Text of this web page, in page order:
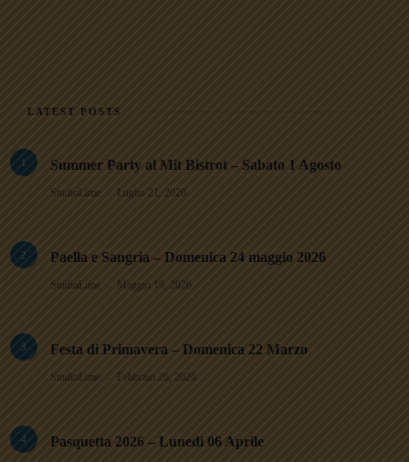
LATEST POSTS
1 Summer Party al Mit Bistrot – Sabato 1 Agosto
StudioLime Luglio 21, 2026
2 Paella e Sangria – Domenica 24 maggio 2026
StudioLime Maggio 19, 2026
3 Festa di Primavera – Domenica 22 Marzo
StudioLime Febbraio 26, 2026
4 Pasquetta 2026 – Lunedì 06 Aprile